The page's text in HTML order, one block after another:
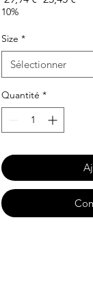
10%
Size *
Sélectionner
Quantité *